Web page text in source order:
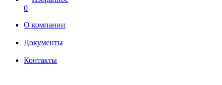
0
О компании
Документы
Контакты